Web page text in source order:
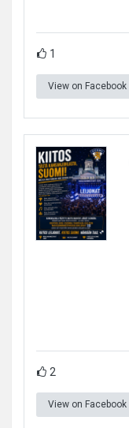
1
View on Facebook
2
View on Facebook